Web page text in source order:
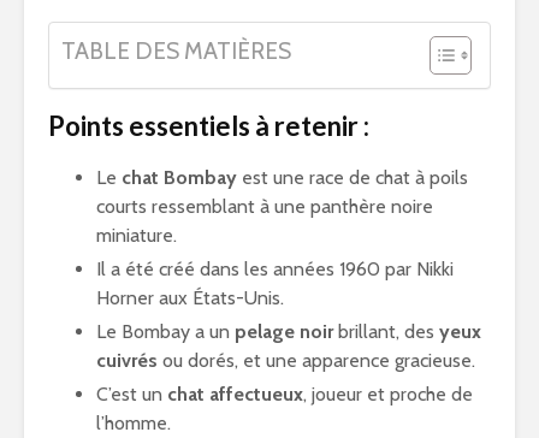
TABLE DES MATIÈRES
Points essentiels à retenir :
Le chat Bombay est une race de chat à poils
courts ressemblant à une panthère noire
miniature.
Il a été créé dans les années 1960 par Nikki
Horner aux États-Unis.
Le Bombay a un pelage noirbrillant, des yeux
cuivrés ou dorés, et une apparence gracieuse.
C’est un chat affectueux, joueur et proche de
l’homme.